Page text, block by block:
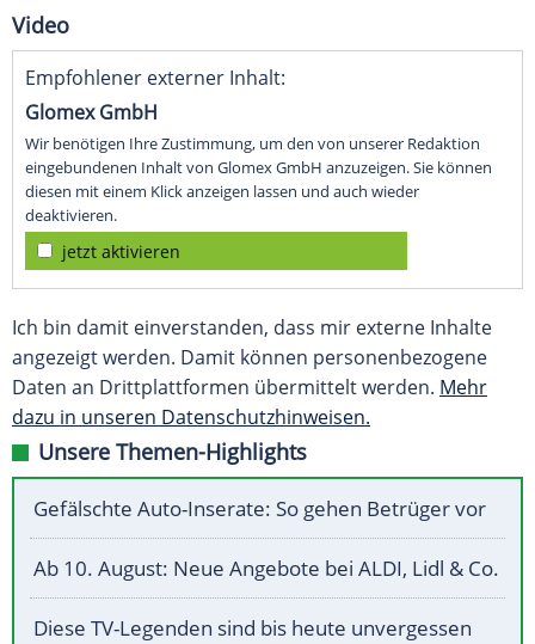
Video
Empfohlener externer Inhalt:
Glomex GmbH
Wir benötigen Ihre Zustimmung, um den von unserer Redaktion
eingebundenen Inhalt von Glomex GmbH anzuzeigen. Sie können
diesen mit einem Klick anzeigen lassen und auch wieder
deaktivieren.
jetzt aktivieren
Ich bin damit einverstanden, dass mir externe Inhalte
angezeigt werden. Damit können personenbezogene
Daten an Drittplattformen übermittelt werden. Mehr
dazu in unseren Datenschutzhinweisen.
Unsere Themen-Highlights
Gefälschte Auto-Inserate: So gehen Betrüger vor
Ab 10. August: Neue Angebote bei ALDI, Lidl & Co.
Diese TV-Legenden sind bis heute unvergessen